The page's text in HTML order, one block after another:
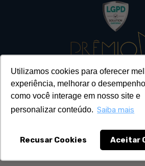
Utilizamos cookies para oferecer
experiência, melhorar o
como você interage em nosso site e
personalizar conteúdo. Saiba mais
Recusar Cookies Aceitar
2026 – Todos os Direitos